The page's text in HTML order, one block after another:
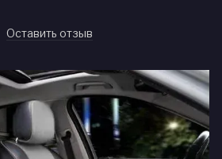
Оставить отзыв